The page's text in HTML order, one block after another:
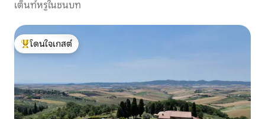
เต็นท์หรูในชนบท
โดนใจเกสต์ที่สุด
โดนใจเกสต์